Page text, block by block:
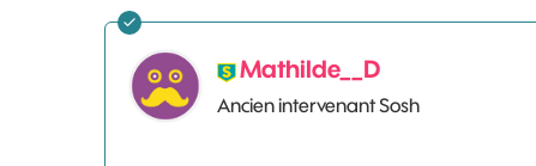
Mathilde__D
Ancien intervenant Sosh